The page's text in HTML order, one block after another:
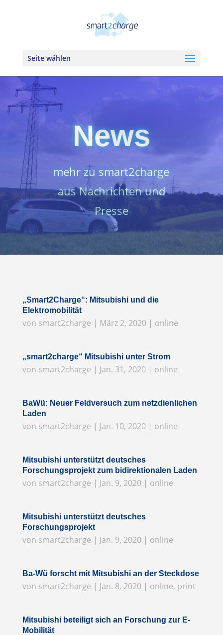
Seite wählen
News
mehr zu smart2charge
aus Nachrichten und
Presse
„Smart2Charge“: Mitsubishi und die
Elektromobilität
von smart2charge | März 2, 2020| online
„smart2charge“ Mitsubishi unter Strom
von smart2charge | Jan. 31, 2020| online
BaWü: Neuer Feldversuch zum netzdienlichen
Laden
von smart2charge | Jan. 10, 2020| online
Mitsubishi unterstützt deutsches
Forschungsprojekt zum bidirektionalen Laden
von smart2charge | Jan. 9, 2020| online
Mitsubishi unterstützt deutsches
Forschungsprojekt
von smart2charge | Jan. 9, 2020| online
Ba-Wü forscht mit Mitsubishi an der Steckdose
von smart2charge | Jan. 8, 2020| online, print
Mitsubishi beteiligt sich an Forschung zur E-
Mobilität